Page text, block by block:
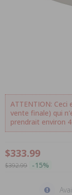
ATTENTION:
vente finale) qui
prendrait environ
$333.99
$392.99 -15%